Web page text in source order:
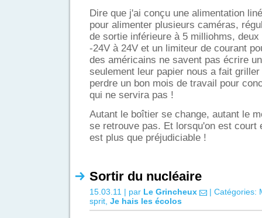
Dire que j'ai conçu une alimentation
pour alimenter plusieurs caméras,
de sortie inférieure à 5 milliohms,
-24V à 24V et un limiteur de courant
des américains ne savent pas écrire
seulement leur papier nous a fait
perdre un bon mois de travail pour
qui ne servira pas !
Autant le boîtier se change, autant le
se retrouve pas. Et lorsqu'on est court
est plus que préjudiciable !
Sortir du nucléaire
15.03.11 | par Le Grincheux | Catégories:
sprit Je hais les écolos